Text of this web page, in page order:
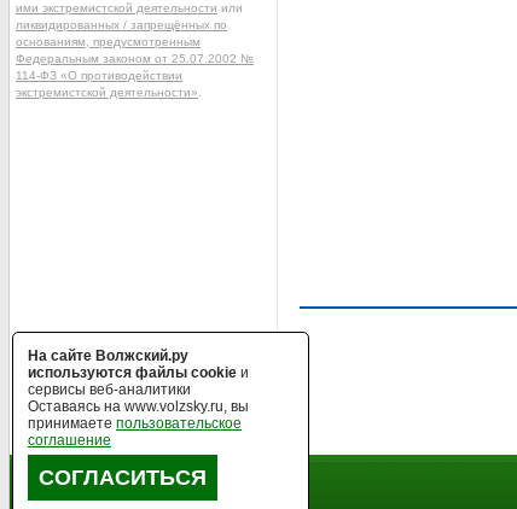
ими экстремистской деятельности или
ликвидированных / запрещённых по
основаниям, предусмотренным
Федеральным законом от 25.07.2002 №
114-ФЗ «О противодействии
экстремистской деятельности»
На сайте Волжский.ру
используются файлы cookie и
сервисы веб-аналитики
Оставаясь на www.volzsky.ru, вы
принимаете пользовательское
соглашение
СОГЛАСИТЬСЯ